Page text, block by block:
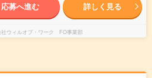
応募へ進む 詳しく見る
社ウィルオブ・ワーク FO事業部